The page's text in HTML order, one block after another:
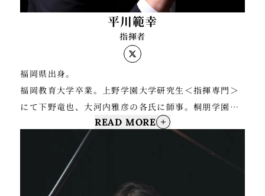
平川範幸
指揮者
福岡県出身。
福岡教育大学卒業。上野学園大学研究生＜指揮専門＞
にて下野竜也、大河内雅彦の各氏に師事。桐朋学園大
学オープンカレッジにて、黒岩英臣、沼尻竜典の各氏
音楽理論を中原達彦氏に、ピアノを田中美江氏に師
東京音楽大学特別講座にて、パーヴォ・ヤルヴィの指
READ MORE